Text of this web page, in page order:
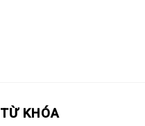
TỪ KHÓA